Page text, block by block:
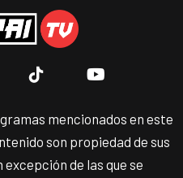
mencionados en este
son propiedad de sus
de las que se